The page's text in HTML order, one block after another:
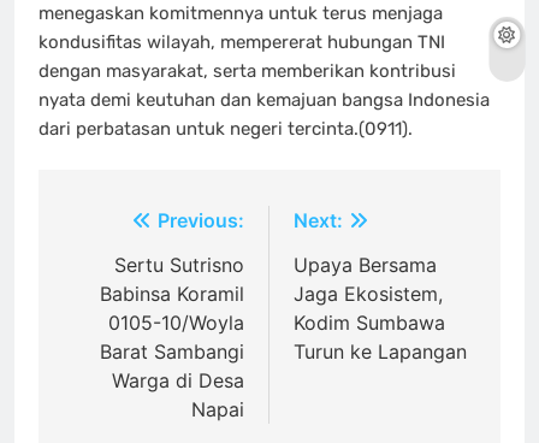
menegaskan komitmennya untuk terus menjaga
kondusifitas wilayah, mempererat hubungan TNI
dengan masyarakat, serta memberikan kontribusi
nyata demi keutuhan dan kemajuan bangsa Indonesia
dari perbatasan untuk negeri tercinta.(0911).
NavigasiPrevious:
‎Sertu Sutrisno
Babinsa Koramil
0105-10/Woyla
Barat Sambangi
Warga di Desa
Napai
Next:
Upaya Bersama
Jaga Ekosistem,
Kodim Sumbawa
Turun ke Lapangan ‎